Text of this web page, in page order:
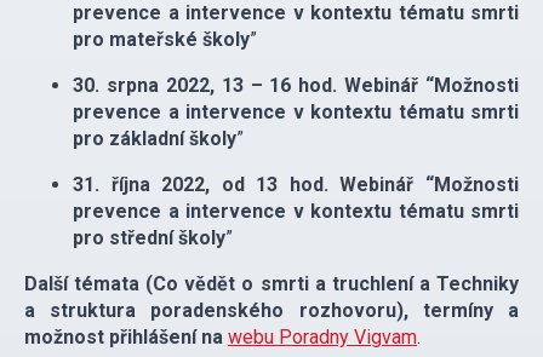
prevence a intervence v kontextu tématu smrti
pro mateřské školy”
30. srpna 2022, 13 – 16 hod. Webinář “Možnosti
prevence a intervence v kontextu tématu smrti
pro základní školy”
31. října 2022, od 13 hod. Webinář “Možnosti
prevence a intervence v kontextu tématu smrti
pro střední školy”
Další témata (Co vědět o smrti a truchlení a Techniky
a struktura poradenského rozhovoru), termíny a
možnost přihlášení na webu Poradny Vigvam.